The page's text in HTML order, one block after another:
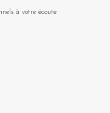
à votre écoute